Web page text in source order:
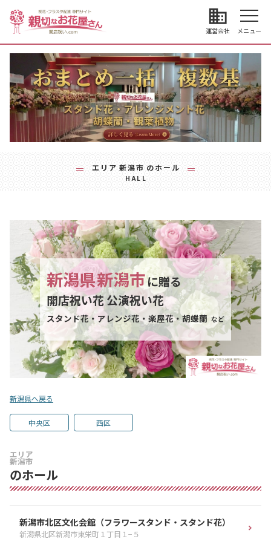
business
運営会社 メニュー
エリア 新潟市 のホール
HALL
新潟県新潟市に贈る
開店祝い花 公演祝い花
スタンド花・アレンジ花・楽屋花・胡蝶蘭 など
新潟県へ戻る
中央区 西区
エリア
新潟市
のホール
新潟市北区文化会館（フラワースタンド・スタンド花）
新潟県北区新潟市東栄町１丁目１−５